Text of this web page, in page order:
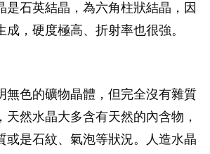
是石英結晶，為六角柱狀結晶，因
，硬度極高、折射率也很強。
無色的礦物晶體，但完全沒有雜質
天然水晶大多含有天然的內含物，
或是石紋、氣泡等狀況。人造水晶